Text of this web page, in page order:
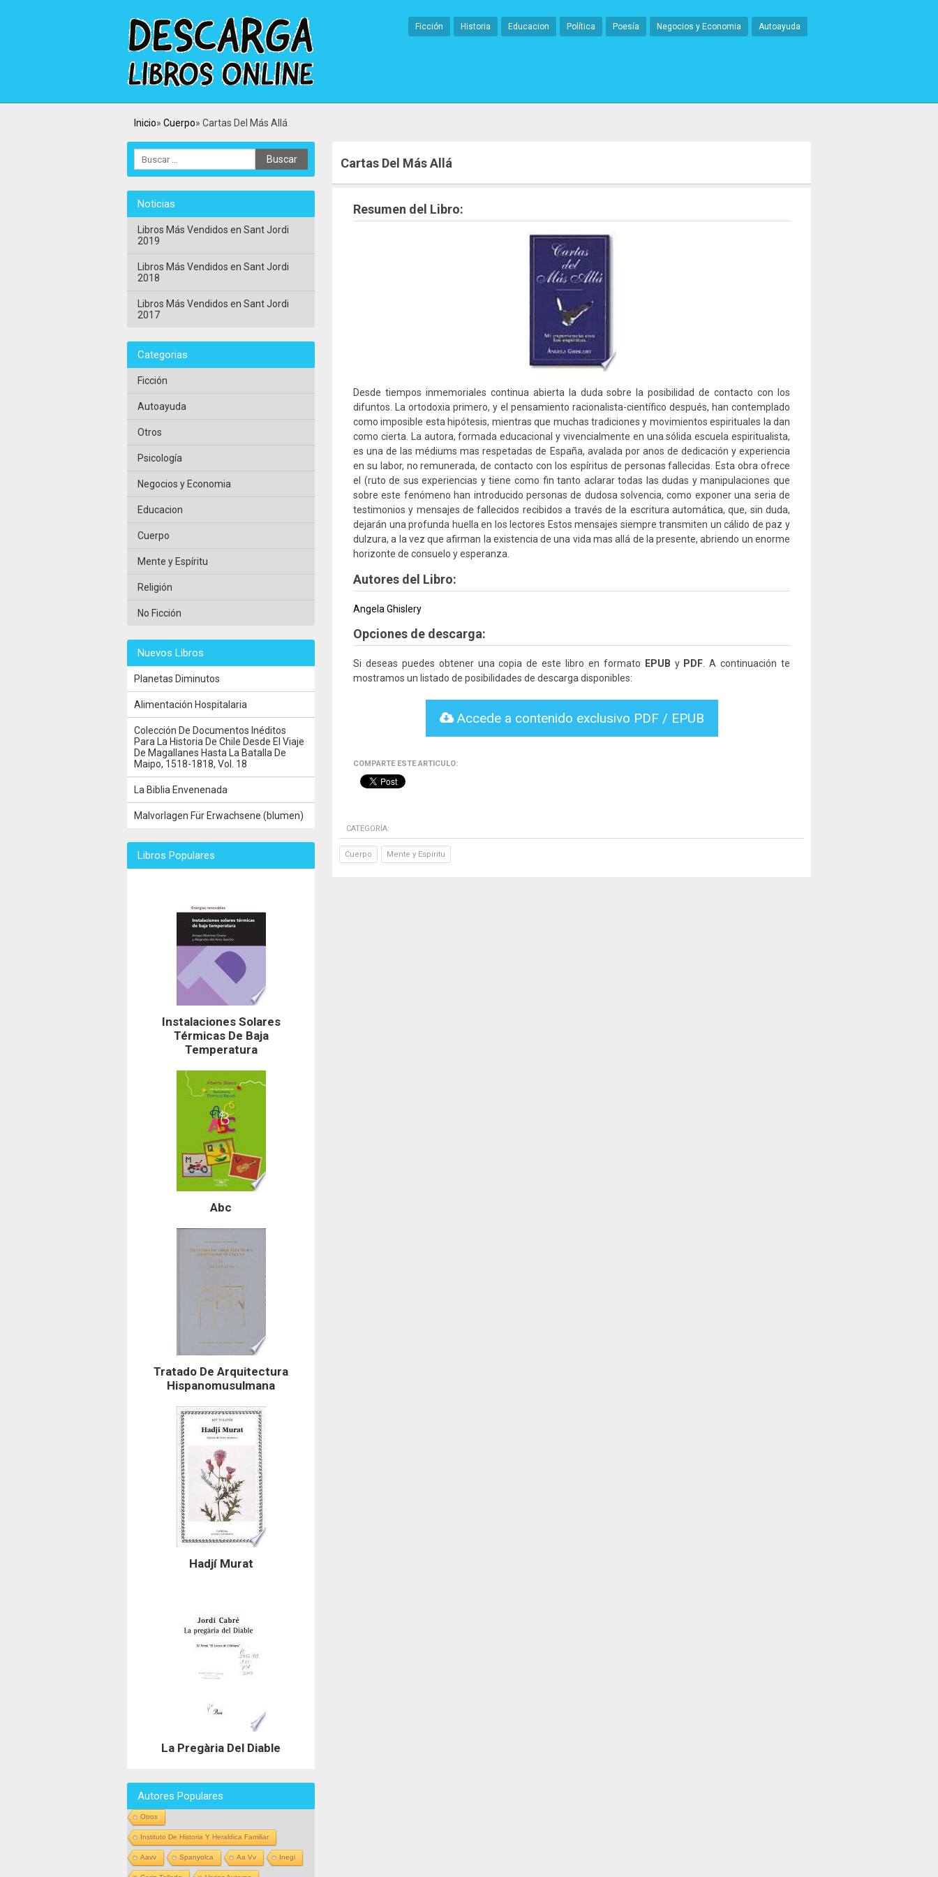
Ficción Historia Educacion Política Poesía Negocios y Economia Autoayuda
Inicio Cuerpo Cartas Del Más Allá
Cartas Del Más Allá
Resumen del Libro:
Desde tiempos inmemoriales continua abierta la duda sobre la posibilidad de contacto con los
difuntos. La ortodoxia primero, y el pensamiento racionalista-científico después, han contemplado
como imposible esta hipótesis, mientras que muchas tradiciones y movimientos espirituales la dan
como cierta. La autora, formada educacional y vivencialmente en una sólida escuela espiritualista,
es una de las médiums mas respetadas de España, avalada por anos de dedicación y experiencia
en su labor, no remunerada, de contacto con los espíritus de personas fallecidas. Esta obra ofrece
el (ruto de sus experiencias y tiene como fin tanto aclarar todas las dudas y manipulaciones que
sobre este fenómeno han introducido personas de dudosa solvencia, como exponer una seria de
testimonios y mensajes de fallecidos recibidos a través de la escritura automática, que, sin duda,
dejarán una profunda huella en los lectores Estos mensajes siempre transmiten un cálido de paz y
dulzura, a la vez que afirman la existencia de una vida mas allá de la presente, abriendo un enorme
horizonte de consuelo y esperanza.
Autores del Libro:
Angela Ghislery
Opciones de descarga:
Si deseas puedes obtener una copia de este libro en formato EPUB y PDF . A continuación te
mostramos un listado de posibilidades de descarga disponibles:
Accede a contenido exclusivo PDF / EPUB
COMPARTE ESTE ARTICULO:
CATEGORÍA:
Cuerpo Mente y Espíritu
Noticias
Libros Más Vendidos en Sant Jordi
2019
Libros Más Vendidos en Sant Jordi
2018
Libros Más Vendidos en Sant Jordi
2017
Categorias
Ficción
Autoayuda
Otros
Psicología
Negocios y Economia
Educacion
Cuerpo
Mente y Espíritu
Religión
No Ficción
Nuevos Libros
Planetas Diminutos
Alimentación Hospitalaria
Colección De Documentos Inéditos
Para La Historia De Chile Desde El Viaje
De Magallanes Hasta La Batalla De
Maipo, 1518-1818, Vol. 18
La Biblia Envenenada
Malvorlagen Für Erwachsene (blumen)
Libros Populares
Instalaciones Solares
Térmicas De Baja
Temperatura
Abc
Tratado De Arquitectura
Hispanomusulmana
Hadjí Murat
La Pregària Del Diable
Autores Populares
Otros
Instituto De Historia Y Heraldica Familiar
Aavv Spanyolca Aa Vv Inegi